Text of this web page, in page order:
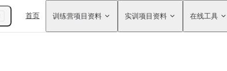
Main Navigation
首页 训练营项目资料 实训项目资料 在线工具